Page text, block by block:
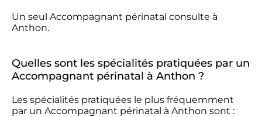
Un seul Accompagnant périnatal consulte à
Anthon.
Quelles sont les spécialités pratiquées par un
Accompagnant périnatal à Anthon ?
Les spécialités pratiquées le plus fréquemment
par un Accompagnant périnatal à Anthon sont :